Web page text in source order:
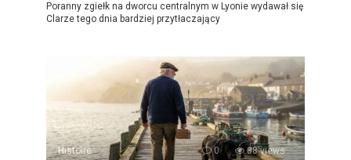
Poranny zgiełk na dworcu centralnym w Lyonie wydawał się
Clarze tego dnia bardziej przytłaczający
Histoire 0 38 views